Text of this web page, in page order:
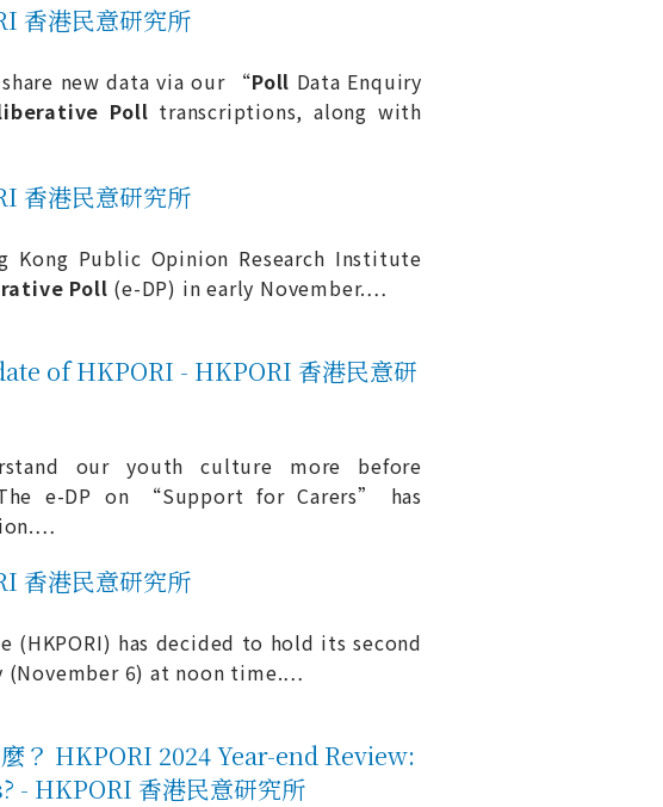
香港民意研究所
new data via our “Poll Data Enquiry
Poll transcriptions, along with
香港民意研究所
Kong Public Opinion Research Institute
Poll (e-DP) in early November.…
of HKPORI - HKPORI 香港民意研
our youth culture more before
e-DP on “Support for Carers” has
…
香港民意研究所
(HKPORI) has decided to hold its second
(November 6) at noon time.…
？ HKPORI 2024 Year-end Review:
- HKPORI 香港民意研究所